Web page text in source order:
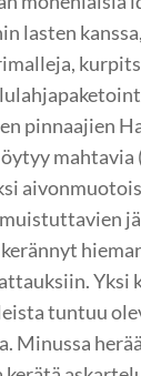
lasten
pinnaajien
mahtavia
Yksi
tuntuu
Minussa